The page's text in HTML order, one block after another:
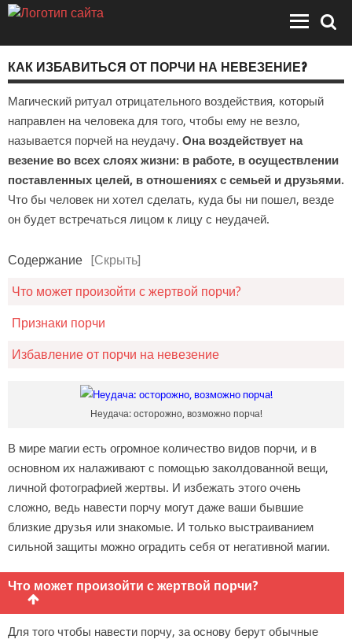
КАК ИЗБАВИТЬСЯ ОТ ПОРЧИ НА НЕВЕЗЕНИЕ?
Магический ритуал отрицательного воздействия, который
направлен на человека для того, чтобы ему не везло,
называется порчей на неудачу. Она воздействует на
везение во всех слоях жизни: в работе, в осуществлении
поставленных целей, в отношениях с семьей и друзьями.
Что бы человек ни хотел сделать, куда бы ни пошел, везде
он будет встречаться лицом к лицу с неудачей.
Содержание [Скрыть]
Что может произойти с жертвой порчи?
Признаки порчи
Избавление от порчи на невезение
Неудача: осторожно, возможно порча!
В мире магии есть огромное количество видов порчи, и в
основном их налаживают с помощью заколдованной вещи,
личной фотографией жертвы. И избежать этого очень
сложно, ведь навести порчу могут даже ваши бывшие
близкие друзья или знакомые. И только выстраиванием
сильной защиты можно оградить себя от негативной магии.
Что может произойти с жертвой порчи?
Для того чтобы навести порчу, за основу берут обычные